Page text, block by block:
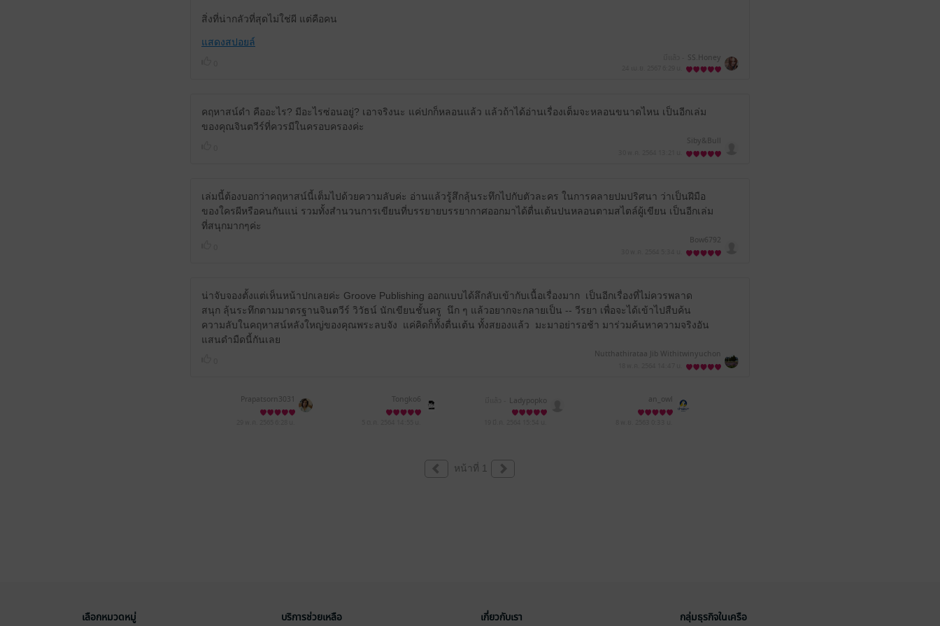
สิ่งที่น่ากลัวที่สุดไม่ใช่ผี แต่คือคน
แสดงสปอยล์
SS.Honey
คฤหาสน์ดำ คืออะไร? มีอะไรซ่อนอยู่? เอาจริงนะ แค่ปกก็หลอนแล้ว แล้วถ้าได้อ่านเรื่องเต็มจะหลอนขนาดไหน เป็นอีกเล่ม
ของคุณจินตวีร์ที่ควรมีในครอบครองค่ะ
Siby&Bull
เล่มนี้ต้องบอกว่าคฤหาสน์นี้เต็มไปด้วยความลับค่ะ อ่านแล้วรู้สึกลุ้นระทึกไปกับตัวละคร ในการคลายปมปริศนา ว่าเป็นฝีมือ
ของใครผีหรือคนกันแน่ รวมทั้งสำนวนการเขียนที่บรรยายบรรยากาศออกมาได้ตื่นเต้นปนหลอนตามสไตล์ผู้เขียน เป็นอีกเล่ม
ที่สนุกมากๆค่ะ
Bow6792
น่าจับจองตั้งแต่เห็นหน้าปกเลยค่ะ Groove Publishing ออกแบบได้ลึกลับเข้ากับเนื้อเรื่องมาก เป็นอีกเรื่องที่ไม่ควรพลาด
สนุก ลุ้นระทึกตามมาตรฐานจินตวีร์ วิวัธน์ นักเขียนชั้นครู นึก ๆ แล้วอยากจะกลายเป็น -- วีรยา เพื่อจะได้เข้าไปสืบค้น
ความลับในคฤหาสน์หลังใหญ่ของคุณพระลบจัง แค่คิดก็ทั้งตื่นเต้น ทั้งสยองแล้ว มะมาอย่ารอช้า มาร่วมค้นหาความจริงอัน
แสนดำมืดนี้กันเลย
Nutthathirataa Jib Withitwinyuchon
Prapatsorn3031 Tongko6 Ladypopko an_owl
หน้าที่ 1
เลือกหมวดหมู่ บริการช่วยเหลือ เกี่ยวกับเรา กลุ่มธุรกิจในเครือ